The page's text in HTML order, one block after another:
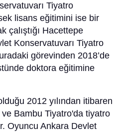
Tiyatro
lisans eğitimini ise bir
çalıştığı Hacettepe
Konservatuvarı Tiyatro
görevinden 2018’de
doktora eğitimine
2012 yılından itibaren
Bambu Tiyatro'da tiyatro
Oyuncu Ankara Devlet